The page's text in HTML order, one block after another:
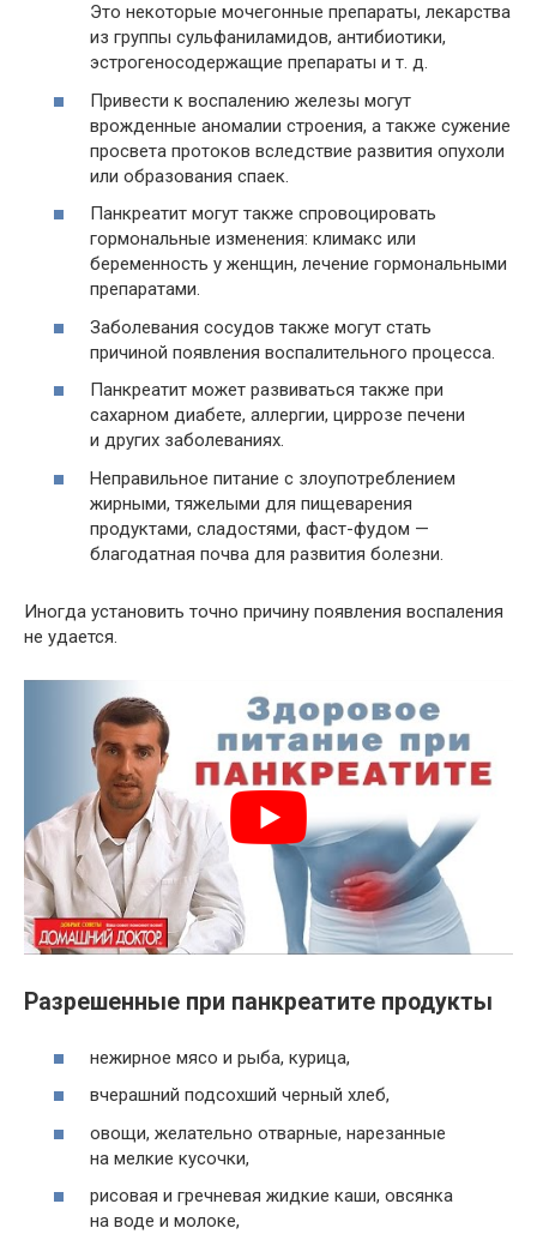
Это некоторые мочегонные препараты, лекарства
из группы сульфаниламидов, антибиотики,
эстрогеносодержащие препараты и т. д.
Привести к воспалению железы могут
врожденные аномалии строения, а также сужение
просвета протоков вследствие развития опухоли
или образования спаек.
Панкреатит могут также спровоцировать
гормональные изменения: климакс или
беременность у женщин, лечение гормональными
препаратами.
Заболевания сосудов также могут стать
причиной появления воспалительного процесса.
Панкреатит может развиваться также при
сахарном диабете, аллергии, циррозе печени
и других заболеваниях.
Неправильное питание с злоупотреблением
жирными, тяжелыми для пищеварения
продуктами, сладостями, фаст-фудом —
благодатная почва для развития болезни.
Иногда установить точно причину появления воспаления
не удается.
Разрешенные при панкреатите продукты
нежирное мясо и рыба, курица,
вчерашний подсохший черный хлеб,
овощи, желательно отварные, нарезанные
на мелкие кусочки,
рисовая и гречневая жидкие каши, овсянка
на воде и молоке,